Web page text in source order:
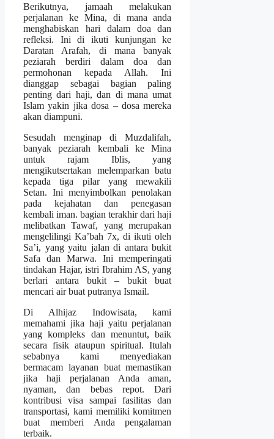
Berikutnya, jamaah melakukan
perjalanan ke Mina, di mana anda
menghabiskan hari dalam doa dan
refleksi. Ini di ikuti kunjungan ke
Daratan Arafah, di mana banyak
peziarah berdiri dalam doa dan
permohonan kepada Allah. Ini
dianggap sebagai bagian paling
penting dari haji, dan di mana umat
Islam yakin jika dosa – dosa mereka
akan diampuni.
Sesudah menginap di Muzdalifah,
banyak peziarah kembali ke Mina
untuk rajam Iblis, yang
mengikutsertakan melemparkan batu
kepada tiga pilar yang mewakili
Setan. Ini menyimbolkan penolakan
pada kejahatan dan penegasan
kembali iman. bagian terakhir dari haji
melibatkan Tawaf, yang merupakan
mengelilingi Ka’bah 7x, di ikuti oleh
Sa’i, yang yaitu jalan di antara bukit
Safa dan Marwa. Ini memperingati
tindakan Hajar, istri Ibrahim AS, yang
berlari antara bukit – bukit buat
mencari air buat putranya Ismail.
Di Alhijaz Indowisata, kami
memahami jika haji yaitu perjalanan
yang kompleks dan menuntut, baik
secara fisik ataupun spiritual. Itulah
sebabnya kami menyediakan
bermacam layanan buat memastikan
jika haji perjalanan Anda aman,
nyaman, dan bebas repot. Dari
kontribusi visa sampai fasilitas dan
transportasi, kami memiliki komitmen
buat memberi Anda pengalaman
terbaik.